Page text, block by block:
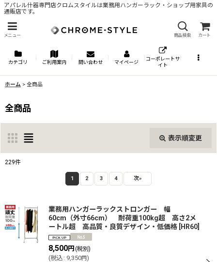
アパレル什器専門店クロムスタイルは業務用ハンガーラック・ショップ用家具の
通販店です。
メニュー 商品検索 カート
カテゴリ ご利用案内 問い合わせ マイページ
コーポレートサ
イト
ホーム > 全商品
全商品
表示順変更
並び順:
229件
1 2 3 4 次»
業務用ハンガーラックストロンガー 幅
60cm（外寸66cm） 耐荷重100kg超 高さ2メ
ートル超 高品質・良質デザイン・低価格
HR60
8,500円 (税別)
(税込 : 9,350円)